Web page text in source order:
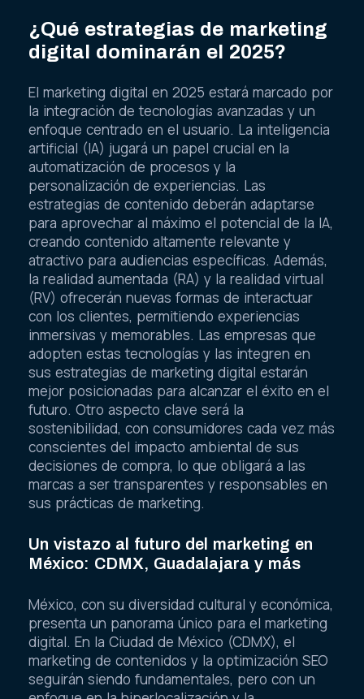
¿Qué estrategias de marketing
digital dominarán el 2025?
El marketing digital en 2025 estará marcado por
la integración de tecnologías avanzadas y un
enfoque centrado en el usuario. La inteligencia
artificial (IA) jugará un papel crucial en la
automatización de procesos y la
personalización de experiencias. Las
estrategias de contenido deberán adaptarse
para aprovechar al máximo el potencial de la IA,
creando contenido altamente relevante y
atractivo para audiencias específicas. Además,
la realidad aumentada (RA) y la realidad virtual
(RV) ofrecerán nuevas formas de interactuar
con los clientes, permitiendo experiencias
inmersivas y memorables. Las empresas que
adopten estas tecnologías y las integren en
sus estrategias de marketing digital estarán
mejor posicionadas para alcanzar el éxito en el
futuro. Otro aspecto clave será la
sostenibilidad, con consumidores cada vez más
conscientes del impacto ambiental de sus
decisiones de compra, lo que obligará a las
marcas a ser transparentes y responsables en
sus prácticas de marketing.
Un vistazo al futuro del marketing en
México: CDMX, Guadalajara y más
México, con su diversidad cultural y económica,
presenta un panorama único para el marketing
digital. En la Ciudad de México (CDMX), el
marketing de contenidos y la optimización SEO
seguirán siendo fundamentales, pero con un